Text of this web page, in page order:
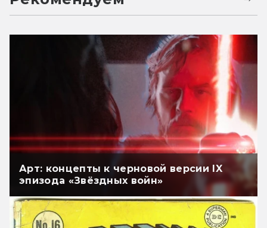
Арт: концепты к черновой версии IX
эпизода «Звёздных войн»